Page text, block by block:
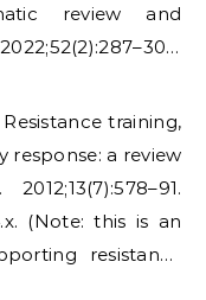
review and
training,
response: a review
(Note: this is an
resistance